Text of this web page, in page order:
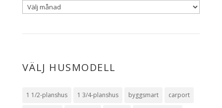
VÄLJ HUSMODELL
1 1/2-planshus 1 3/4-planshus byggsmart carport